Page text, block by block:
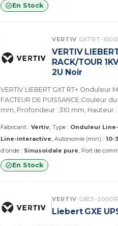
En Stock
VERTIV GXTRT-
VERTIV
RACK/TOUR
2U Noir
VERTIV LIEBERT GXT RT+ Onduleur
FACTEUR DE PUISSANCE.Couleur
mm, Profondeur : 310 mm, Hauteur
Fabricant : Vertiv Type : Onduleur
Line-interactive Autonomie (min) : 10-
d'onde : Sinusoidale pure Port de
En Stock
VERTIV GXE3-
Liebert GXE